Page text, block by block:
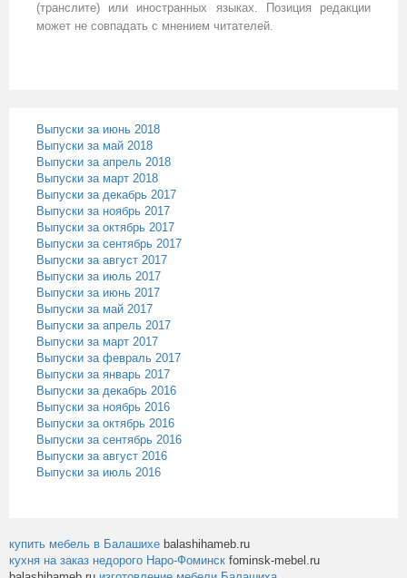
(транслите) или иностранных языках. Позиция редакции
может не совпадать с мнением читателей.
Выпуски за июнь 2018
Выпуски за май 2018
Выпуски за апрель 2018
Выпуски за март 2018
Выпуски за декабрь 2017
Выпуски за ноябрь 2017
Выпуски за октябрь 2017
Выпуски за сентябрь 2017
Выпуски за август 2017
Выпуски за июль 2017
Выпуски за июнь 2017
Выпуски за май 2017
Выпуски за апрель 2017
Выпуски за март 2017
Выпуски за февраль 2017
Выпуски за январь 2017
Выпуски за декабрь 2016
Выпуски за ноябрь 2016
Выпуски за октябрь 2016
Выпуски за сентябрь 2016
Выпуски за август 2016
Выпуски за июль 2016
купить мебель в Балашихе balashihameb.ru
кухня на заказ недорого Наро-Фоминск fominsk-mebel.ru